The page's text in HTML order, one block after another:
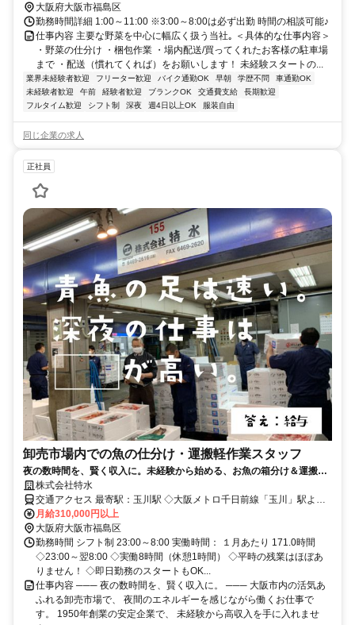
大阪府大阪市福島区
勤務時間詳細 1:00～11:00 ※3:00～8:00は必ず出勤 時間の相談可能♪
仕事内容 主要な野菜を中心に幅広く扱う当社｡ ＜具体的な仕事内容＞
・野菜の仕分け ・梱包作業 ・場内配送/買ってくれたお客様の駐車場
まで ・配送（慣れてくれば）をお願いします！ 未経験スタートの...
業界未経験者歓迎 フリーター歓迎 バイク通勤OK 早朝 学歴不問
車通勤OK
未経験者歓迎
午前 経験者歓迎 ブランクOK 交通費支給
長期歓迎
フルタイム歓迎
シフト制 深夜 週4日以上OK 服装自由
同じ企業の求人
正社員
卸売市場内での魚の仕分け・運搬軽作業スタッフ
夜の数時間を、賢く収入に。未経験から始める、お魚の箱分け＆運搬ス
タッフ。包丁は使いません！ 即日勤務もOK！ 老若男女問わず活躍
中！
株式会社特水
交通アクセス 最寄駅：玉川駅 ◇大阪メトロ千日前線「玉川」駅より
徒歩7分 ◇JR環状線「野田」駅より徒歩10分 ※交通費は全額支給し
ます。
月給310,000円以上
大阪府大阪市福島区
勤務時間 シフト制 23:00～8:00 実働時間： １月あたり 171.0時間
◇23:00～翌8:00 ◇実働8時間（休憩1時間） ◇平時の残業はほぼあ
りません！ ◇即日勤務のスタートもOK...
仕事内容 ─── 夜の数時間を、賢く収入に。 ─── 大阪市内の活気あ
ふれる卸売市場で、 夜間のエネルギーを感じながら働くお仕事で
す。 1950年創業の安定企業で、 未経験から高収入を手に入れませ